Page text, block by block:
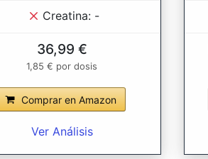
Creatina: -
36,99 €
1,85 € por dosis
Comprar en Amazon
Ver Análisis